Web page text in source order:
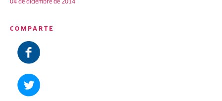
04 de diciembre de 2014
COMPARTE